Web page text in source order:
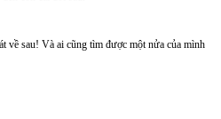
về sau! Và ai cũng tìm được một nửa của mình